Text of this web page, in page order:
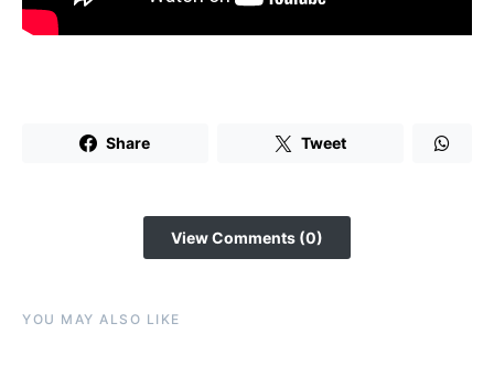
Share Tweet
View Comments (0)
YOU MAY ALSO LIKE